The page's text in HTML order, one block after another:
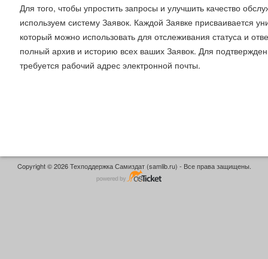
Для того, чтобы упростить запросы и улучшить качество
используем систему Заявок. Каждой Заявке присваивается
который можно использовать для отслеживания статуса и
полный архив и историю всех ваших Заявок. Для
требуется рабочий адрес электронной почты.
Copyright © 2026 Техподдержка Самиздат (samlib.ru) - Все права защищены.